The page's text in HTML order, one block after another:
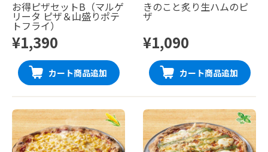
お得ピザセットB（マルゲ
リータ ピザ＆山盛りポテ
トフライ）
¥1,390
カート商品追加
きのこと炙り生ハムのピ
ザ
¥1,090
カート商品追加